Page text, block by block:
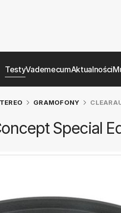
TestyVademecumAktualności
GRAMOFONY
Special